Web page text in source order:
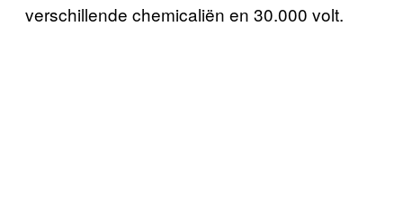
verschillende chemicaliën en 30.000 volt.